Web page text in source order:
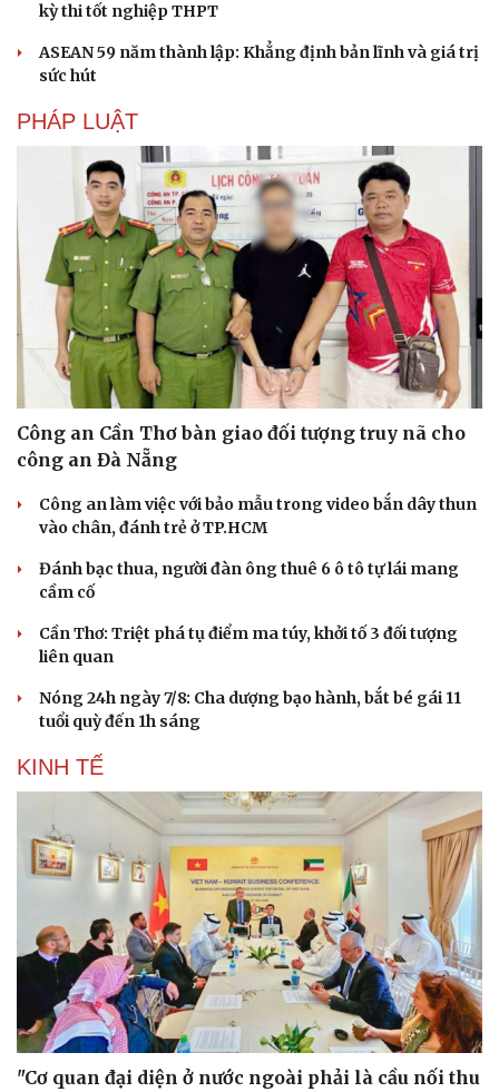
Cải chính
kỳ thi tốt nghiệp THPT
ASEAN 59 năm thành lập: Khẳng định bản lĩnh và giá trị
sức hút
PHÁP LUẬT
Công an Cần Thơ bàn giao đối tượng truy nã cho
công an Đà Nẵng
Công an làm việc với bảo mẫu trong video bắn dây thun
vào chân, đánh trẻ ở TP.HCM
Đánh bạc thua, người đàn ông thuê 6 ô tô tự lái mang
cầm cố
Cần Thơ: Triệt phá tụ điểm ma túy, khởi tố 3 đối tượng
liên quan
Nóng 24h ngày 7/8: Cha dượng bạo hành, bắt bé gái 11
tuổi quỳ đến 1h sáng
KINH TẾ
"Cơ quan đại diện ở nước ngoài phải là cầu nối thu